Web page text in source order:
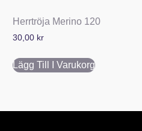
Herrtröja Merino 120
30,00 kr
Lägg Till I Varukorg